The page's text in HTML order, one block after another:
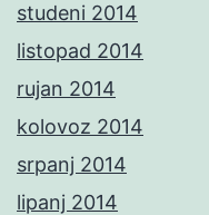
studeni 2014
listopad 2014
rujan 2014
kolovoz 2014
srpanj 2014
lipanj 2014